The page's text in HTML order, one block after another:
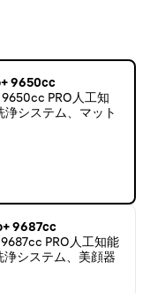
9650cc
PRO人工知
システム、マット
9687cc
PRO人工知能
システム、美顔器